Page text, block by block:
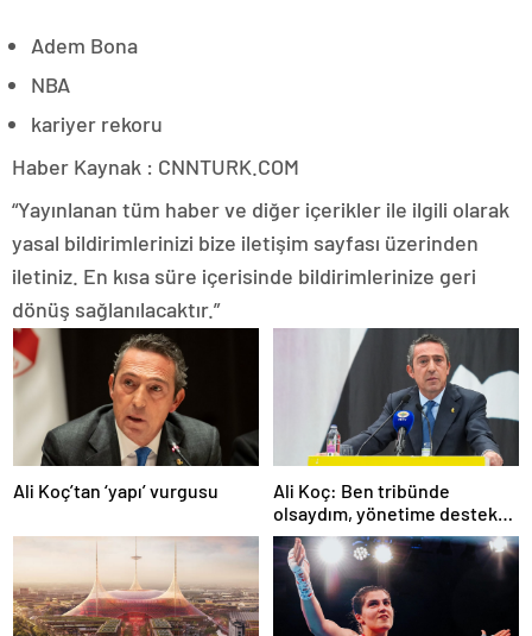
Adem Bona
NBA
kariyer rekoru
Haber Kaynak : CNNTURK.COM
“Yayınlanan tüm haber ve diğer içerikler ile ilgili olarak
yasal bildirimlerinizi bize iletişim sayfası üzerinden
iletiniz. En kısa süre içerisinde bildirimlerinize geri
dönüş sağlanılacaktır.”
Ali Koç’tan ‘yapı’ vurgusu
Ali Koç: Ben tribünde
olsaydım, yönetime destek
olurdum